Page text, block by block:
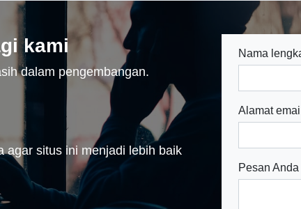
kami
dalam pengembangan.
agar situs ini menjadi lebih baik
Nama
Alamat
Pesan Anda